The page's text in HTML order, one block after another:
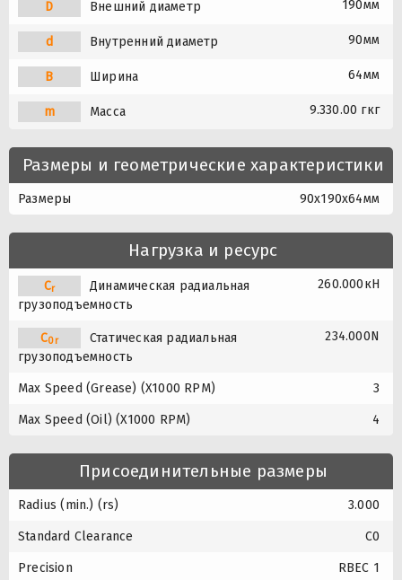
D Внешний диаметр 190мм
d Внутренний диаметр 90мм
B Ширина 64мм
m Масса 9.330.00 гкг
Размеры и геометрические характеристики
Размеры 90x190x64мм
Нагрузка и ресурс
Cr
Динамическая радиальная
грузоподъемность
260.000кН
C0r
Статическая радиальная
грузоподъемность
234.000N
Max Speed (Grease) (X1000 RPM) 3
Max Speed (Oil) (X1000 RPM) 4
Присоединительные размеры
Radius (min.) (rs) 3.000
Standard Clearance C0
Precision RBEC 1